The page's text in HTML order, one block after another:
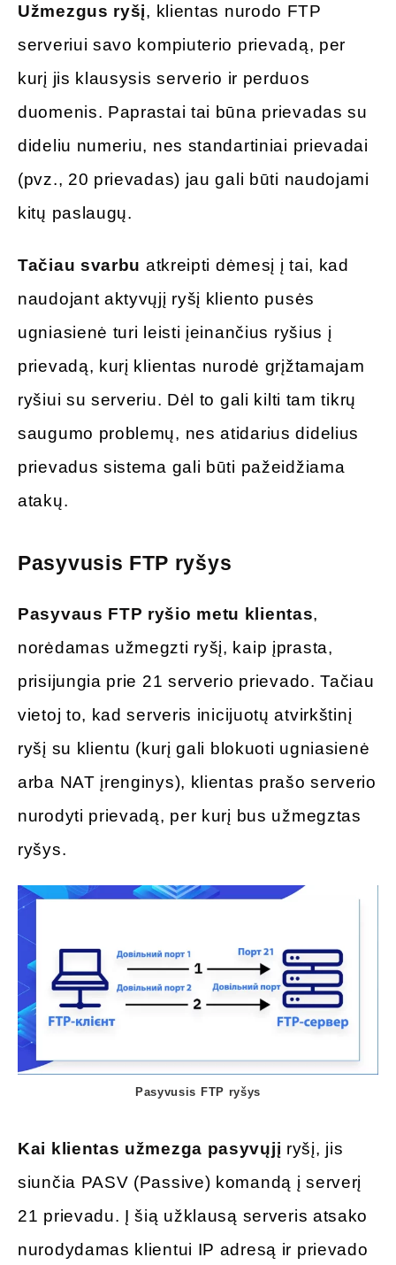
Užmezgus ryšį, klientas nurodo FTP
serveriui savo kompiuterio prievadą, per
kurį jis klausysis serverio ir perduos
duomenis. Paprastai tai būna prievadas su
dideliu numeriu, nes standartiniai prievadai
(pvz., 20 prievadas) jau gali būti naudojami
kitų paslaugų.
Tačiau svarbu atkreipti dėmesį į tai, kad
naudojant aktyvųjį ryšį kliento pusės
ugniasienė turi leisti įeinančius ryšius į
prievadą, kurį klientas nurodė grįžtamajam
ryšiui su serveriu. Dėl to gali kilti tam tikrų
saugumo problemų, nes atidarius didelius
prievadus sistema gali būti pažeidžiama
atakų.
Pasyvusis FTP ryšys
Pasyvaus FTP ryšio metu klientas,
norėdamas užmegzti ryšį, kaip įprasta,
prisijungia prie 21 serverio prievado. Tačiau
vietoj to, kad serveris inicijuotų atvirkštinį
ryšį su klientu (kurį gali blokuoti ugniasienė
arba NAT įrenginys), klientas prašo serverio
nurodyti prievadą, per kurį bus užmegztas
ryšys.
Pasyvusis FTP ryšys
Kai klientas užmezga pasyvųjį ryšį, jis
siunčia PASV (Passive) komandą į serverį
21 prievadu. Į šią užklausą serveris atsako
nurodydamas klientui IP adresą ir prievado